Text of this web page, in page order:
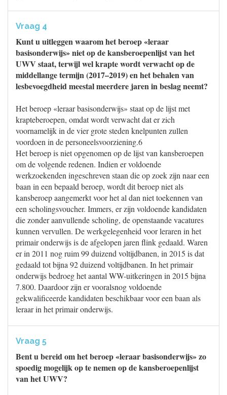
Vraag 4
Kunt u uitleggen waarom het beroep «leraar
basisonderwijs» niet op de kansberoepenlijst van het
UWV staat, terwijl wel krapte wordt verwacht op de
middellange termijn (2017–2019) en het behalen van
lesbevoegdheid meestal meerdere jaren in beslag neemt?
Het beroep «leraar basisonderwijs» staat op de lijst met
krapteberoepen, omdat wordt verwacht dat er zich
voornamelijk in de vier grote steden knelpunten zullen
voordoen in de personeelsvoorziening.6
Het beroep is niet opgenomen op de lijst van kansberoepen
om de volgende redenen. Indien er voldoende
werkzoekenden ingeschreven staan die op zoek zijn naar een
baan in een bepaald beroep, wordt dit beroep niet als
kansberoep aangemerkt voor het al dan niet toekennen van
een scholingsvoucher. Immers, er zijn voldoende kandidaten
die zonder aanvullende scholing, de openstaande vacatures
kunnen vervullen. De werkgelegenheid voor leraren in het
primair onderwijs is de afgelopen jaren flink gedaald. Waren
er in 2011 nog ruim 99 duizend voltijdbanen, in 2015 is dat
gedaald tot bijna 92 duizend voltijdbanen. In het primair
onderwijs bedroeg het aantal WW-uitkeringen in 2015 bijna
7.800. Daardoor zijn er vooralsnog voldoende
gekwalificeerde kandidaten beschikbaar voor een baan als
leraar in het primair onderwijs.
Vraag 5
Bent u bereid om het beroep «leraar basisonderwijs» zo
spoedig mogelijk op te nemen op de kansberoepenlijst
van het UWV?